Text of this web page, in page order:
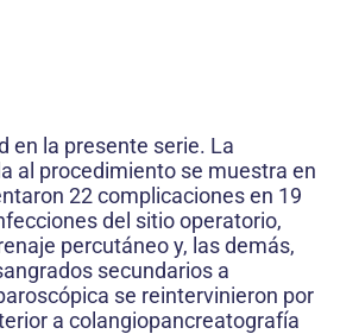
en la presente serie. La
al procedimiento se muestra en
22 complicaciones en 19
del sitio operatorio,
percutáneo y, las demás,
secundarios a
se reintervinieron por
a colangiopancreatografía